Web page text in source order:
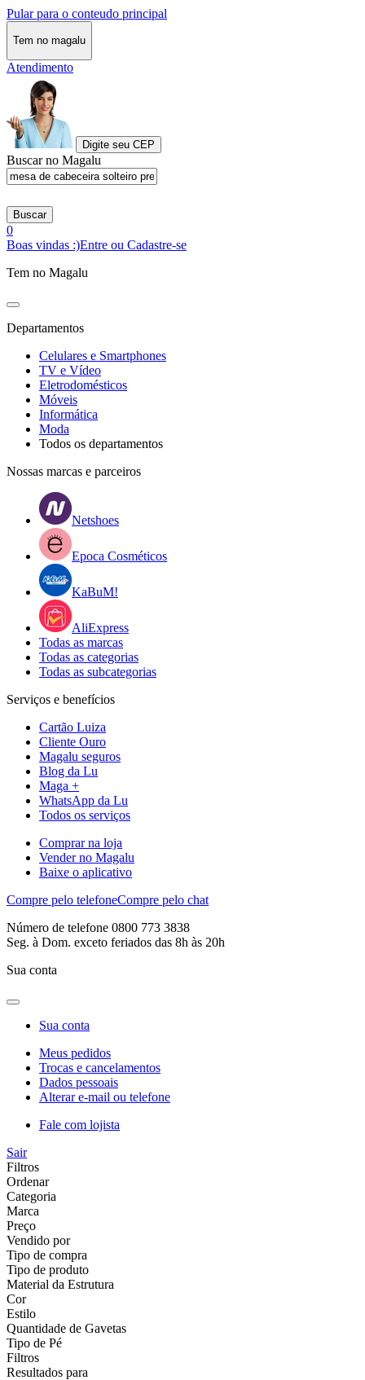
Pular para o conteudo principal
Tem no magalu
Atendimento
Digite seu CEP
Buscar no Magalu
Buscar
0
Boas vindas :)Entre ou Cadastre-se
Tem no Magalu
Departamentos
Celulares e Smartphones
TV e Vídeo
Eletrodomésticos
Móveis
Informática
Moda
Todos os departamentos
Nossas marcas e parceiros
Netshoes
Epoca Cosméticos
KaBuM!
AliExpress
Todas as marcas
Todas as categorias
Todas as subcategorias
Serviços e benefícios
Cartão Luiza
Cliente Ouro
Magalu seguros
Blog da Lu
Maga +
WhatsApp da Lu
Todos os serviços
Comprar na loja
Vender no Magalu
Baixe o aplicativo
Compre pelo telefoneCompre pelo chat
Número de telefone 0800 773 3838
Seg. à Dom. exceto feriados das 8h às 20h
Sua conta
Sua conta
Meus pedidos
Trocas e cancelamentos
Dados pessoais
Alterar e-mail ou telefone
Fale com lojista
Sair
Filtros
Ordenar
Categoria
Marca
Preço
Vendido por
Tipo de compra
Tipo de produto
Material da Estrutura
Cor
Estilo
Quantidade de Gavetas
Tipo de Pé
Filtros
Resultados para